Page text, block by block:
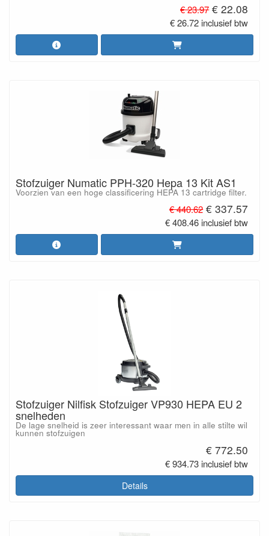
€ 23.97 € 22.08
€ 26.72 inclusief btw
Stofzuiger Numatic PPH-320 Hepa 13 Kit AS1
Voorzien van een hoge classificering HEPA 13 cartridge filter.
€ 440.62 € 337.57
€ 408.46 inclusief btw
Stofzuiger Nilfisk Stofzuiger VP930 HEPA EU 2
snelheden
De lage snelheid is zeer interessant waar men in alle stilte wil
kunnen stofzuigen
€ 772.50
€ 934.73 inclusief btw
Details